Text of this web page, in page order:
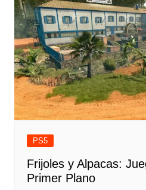
PS5
Frijoles y Alpacas:
Primer Plano